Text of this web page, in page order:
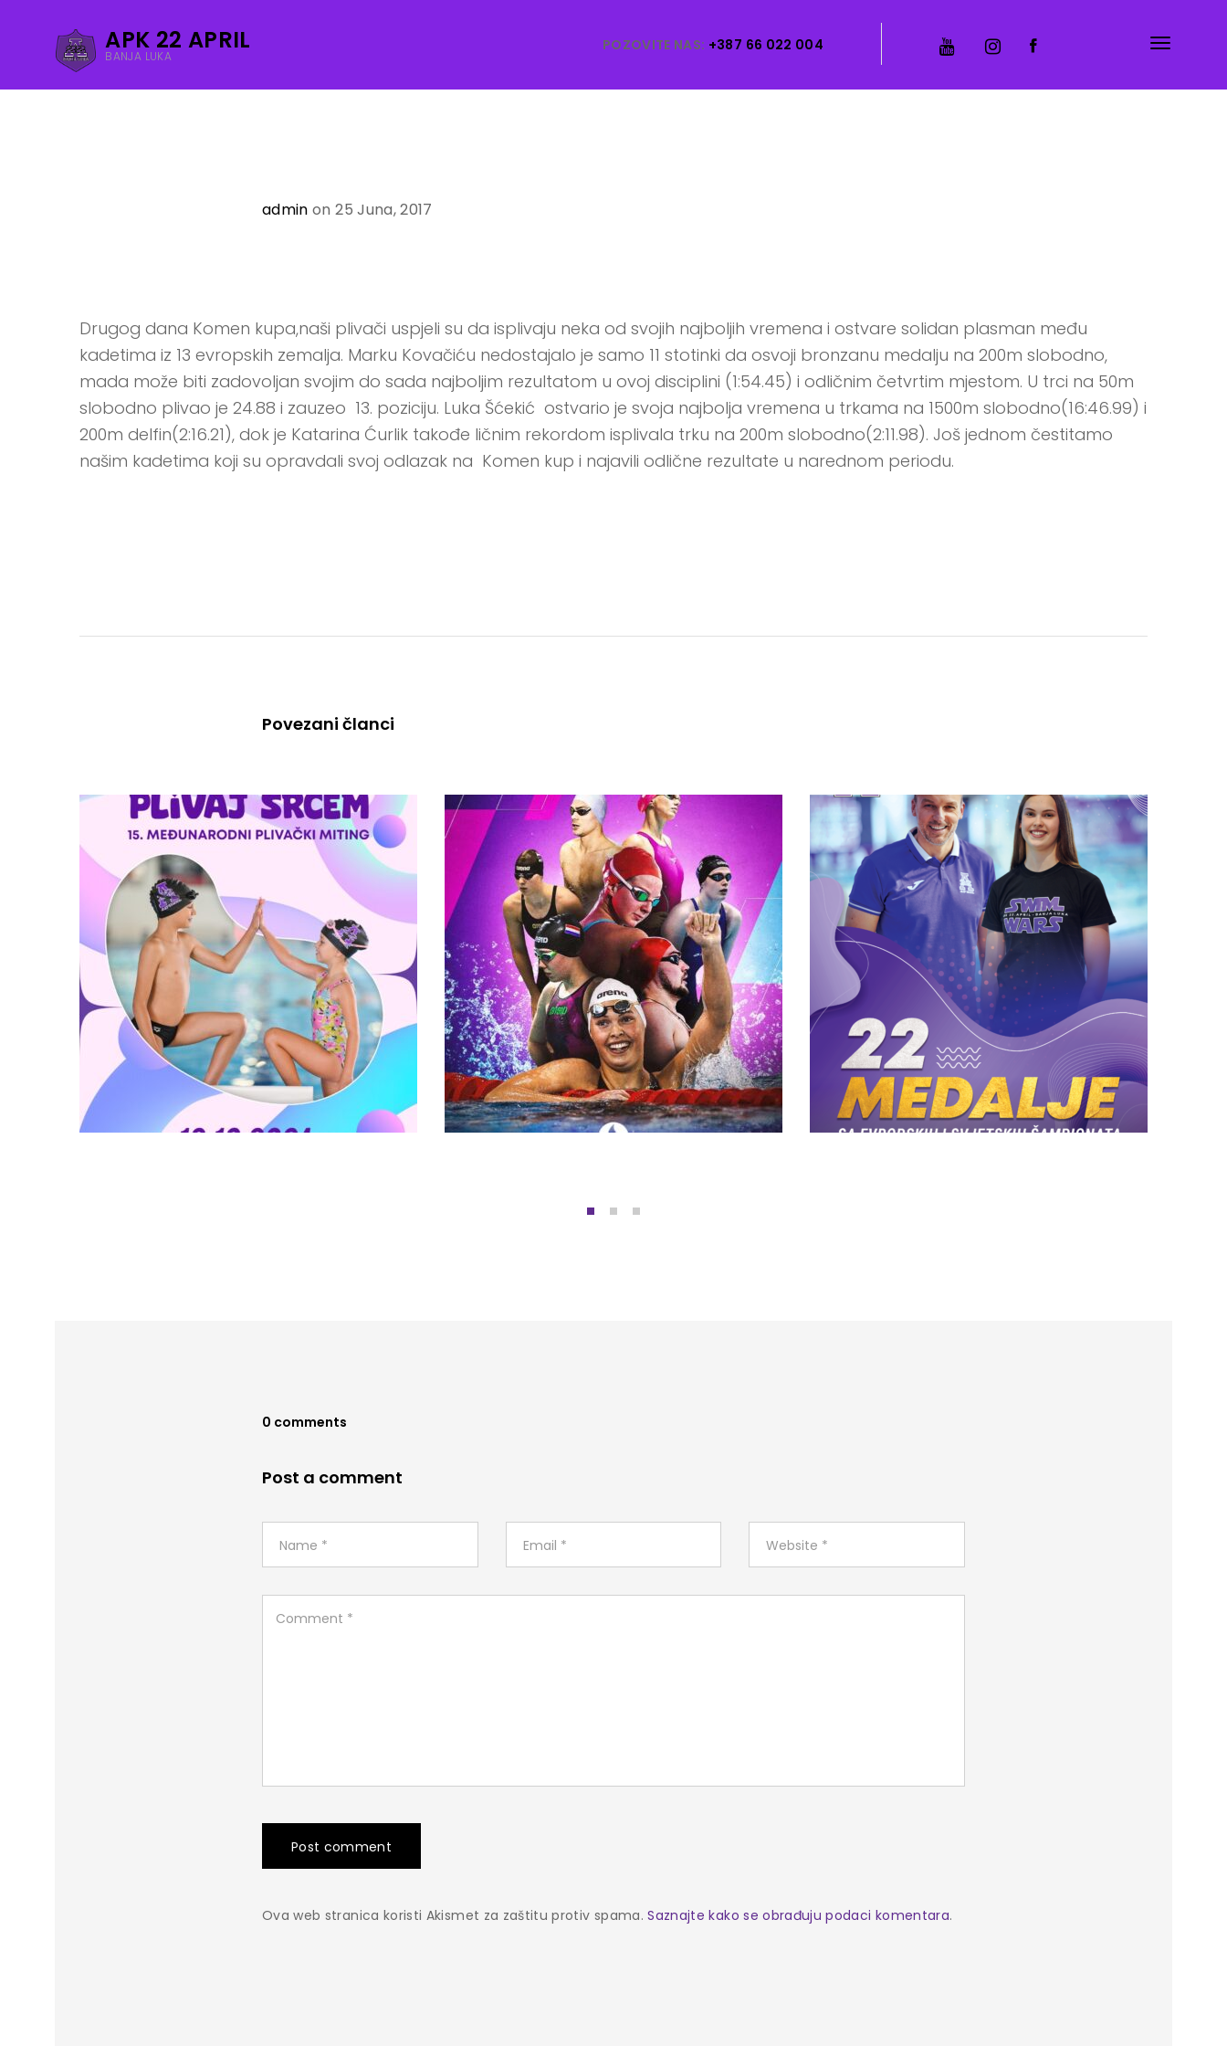
APK 22 APRIL
BANJA LUKA
POZOVITE NAS: +387 66 022 004
admin on 25 Juna, 2017
Drugog dana Komen kupa,naši plivači uspjeli su da isplivaju neka od svojih najboljih vremena i ostvare solidan plasman među
kadetima iz 13 evropskih zemalja. Marku Kovačiću nedostajalo je samo 11 stotinki da osvoji bronzanu medalju na 200m slobodno,
mada može biti zadovoljan svojim do sada najboljim rezultatom u ovoj disciplini (1:54.45) i odličnim četvrtim mjestom. U trci na 50m
slobodno plivao je 24.88 i zauzeo 13. poziciju. Luka Šćekić ostvario je svoja najbolja vremena u trkama na 1500m slobodno(16:46.99) i
200m delfin(2:16.21), dok je Katarina Ćurlik takođe ličnim rekordom isplivala trku na 200m slobodno(2:11.98). Još jednom čestitamo
našim kadetima koji su opravdali svoj odlazak na Komen kup i najavili odlične rezultate u narednom periodu.
Povezani članci
0 comments
Post a comment
Post comment
Ova web stranica koristi Akismet za zaštitu protiv spama.Saznajte kako se obrađuju podaci komentara.